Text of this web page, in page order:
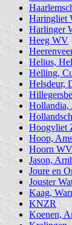
Haringliet
Harlinger
Heeg WV
Helius,
Helling,
Helsdeur,
Hollandia,
Hoogvliet
Hoop,
Hoorn WV
Jason,
Joure en
Jouster
Kaag,
KNZR
Koenen,